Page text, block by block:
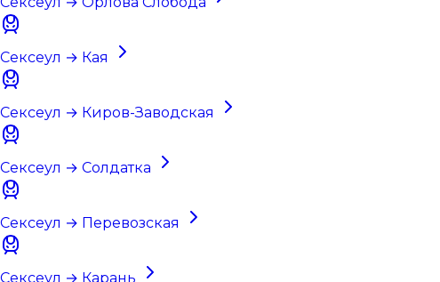
Сексеул → Кая
Сексеул → Киров-Заводская
Сексеул → Солдатка
Сексеул → Перевозская
Сексеул → Карань